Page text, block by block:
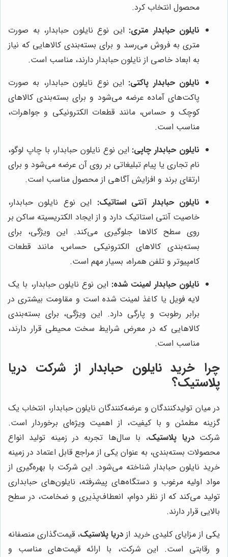
محصول انتخاب کرد.
نایلون حبابدار متری: این نوع نایلون حبابدار، به صورت
متری به فروش می‌رسد و برای بسته‌بندی کالاهایی که نیاز
به ابعاد خاصی از نایلون حبابدار دارند، مناسب است.
نایلون حبابدار پاکتی: این نوع نایلون حبابدار، به صورت
پاکت‌های آماده عرضه می‌شود و برای بسته‌بندی کالاهای
کوچک و حساس، مانند قطعات الکترونیکی و جواهرات،
مناسب است.
نایلون حبابدار چاپی: این نوع نایلون حبابدار، با چاپ لوگو،
نام تجاری یا پیام تبلیغاتی بر روی آن عرضه می‌شود و برای
ارتقای برند و افزایش آگاهی از محصول مناسب است.
نایلون حبابدار آنتی استاتیک: این نوع نایلون حبابدار،
خاصیت آنتی استاتیک دارد و از ایجاد الکتریسیته ساکن بر
روی سطح کالاها جلوگیری می‌کند. این ویژگی، برای
بسته‌بندی کالاهای الکترونیکی حساس، مانند قطعات
کامپیوتر و تلفن همراه، بسیار مهم است.
نایلون حبابدار لمینت شده: این نوع نایلون حبابدار، با یک
لایه فویل یا کاغذ لمینت شده است و مقاومت بیشتری در
برابر رطوبت و پارگی دارد. این ویژگی، برای بسته‌بندی
کالاهایی که در معرض شرایط سخت محیطی قرار دارند،
مناسب است.
چرا خرید نایلون حبابدار از شرکت دریا
پلاستیک؟
در میان تولیدکنندگان و عرضه‌کنندگان نایلون حبابدار، انتخاب یک
گزینه مطمئن و با کیفیت، از اهمیت ویژه‌ای برخوردار است.
شرکتدریا پلاستیک، با سال‌ها تجربه در زمینه تولید انواع
محصولات بسته‌بندی، به عنوان یکی از مراجع قابل اعتماد در زمینه
خرید نایلون حبابدار شناخته می‌شود. این شرکت با بهره‌گیری از
مواد اولیه مرغوب و دستگاه‌های پیشرفته، نایلون‌های حبابداری
تولید می‌کند که از نظر دوام، انعطاف‌پذیری و ضخامت، در سطح
بالایی قرار دارند.
یکی از مزایای کلیدی خرید از دریا پلاستیک، قیمت‌گذاری منصفانه
و رقابتی است. این شرکت، با ارائه قیمت‌های مناسب و